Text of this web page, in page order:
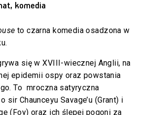
komedia
to czarna komedia osadzona w
się w XVIII-wiecznej Anglii, na
epidemii ospy oraz powstania
To mroczna satyryczna
sir Chaunceyu Savage’u (Grant) i
(Foy) oraz ich ślepej pogoni za